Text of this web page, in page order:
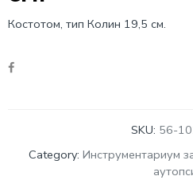
Костотом, тип Колин 19,5 см.
SKU: 56-
Category: Инструментариум